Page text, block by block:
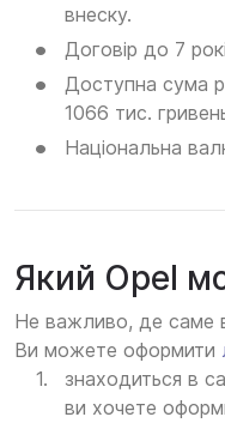
внеску.
Договір до 7
Доступна сума
1066 тис.
Національна
Який Opel
Не важливо, де саме
Ви можете оформити
знаходиться в
ви хочете